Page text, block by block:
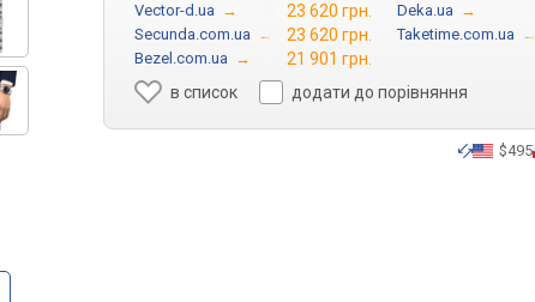
Vector-d.ua → 23 620 грн. Deka.ua →
Secunda.com.ua → 23 620 грн. Taketime.com.ua →
Bezel.com.ua →
21 901 грн.
в список
додати до порівняння
$495